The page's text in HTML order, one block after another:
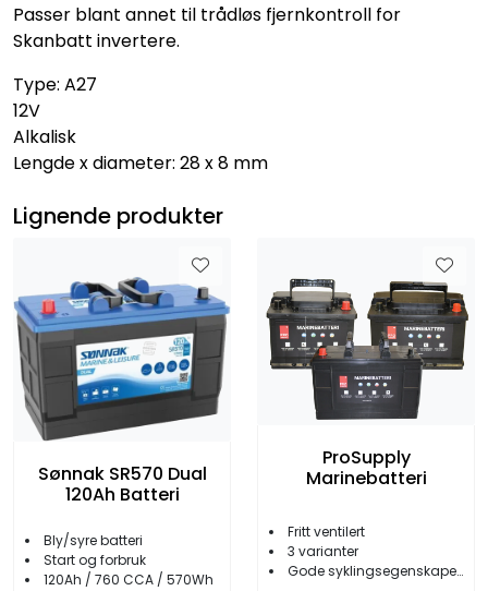
Passer blant annet til trådløs fjernkontroll for
Skanbatt invertere.
Type: A27
12V
Alkalisk
Lengde x diameter: 28 x 8 mm
Lignende produkter
Sønnak SR570 Dual
120Ah Batteri
Bly/syre batteri
Start og forbruk
120Ah / 760 CCA / 570Wh
ProSupply
Marinebatteri
Fritt ventilert
3 varianter
Gode syklingsegenskaper/Høy starteffekt